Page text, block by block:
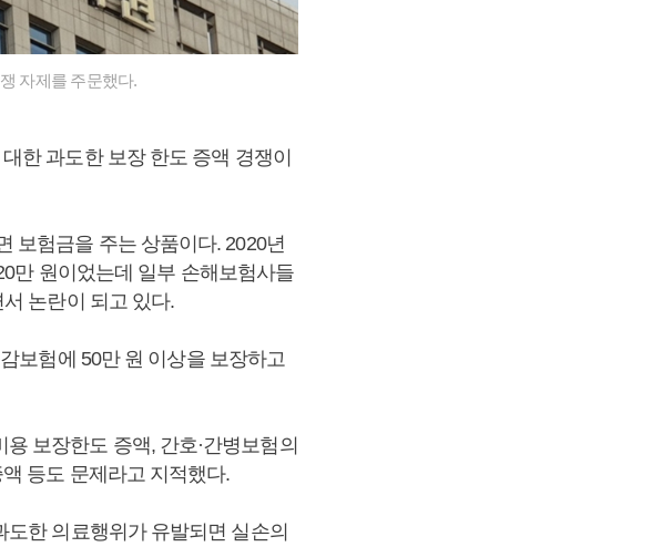
자제를 주문했다.
한 과도한 보장 한도 증액 경쟁이
보험금을 주는 상품이다. 2020년
만 원이었는데 일부 손해보험사들
논란이 되고 있다.
보험에 50만 원 이상을 보장하고
보장한도 증액, 간호·간병보험의
등도 문제라고 지적했다.
한 의료행위가 유발되면 실손의